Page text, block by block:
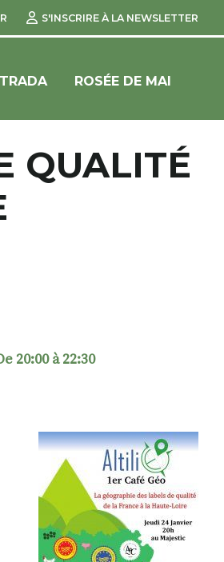
S'INSCRIRE À LA NEWSLETTER
ROSÉE DE MAI
QUALITÉ
20:00 à 22:30